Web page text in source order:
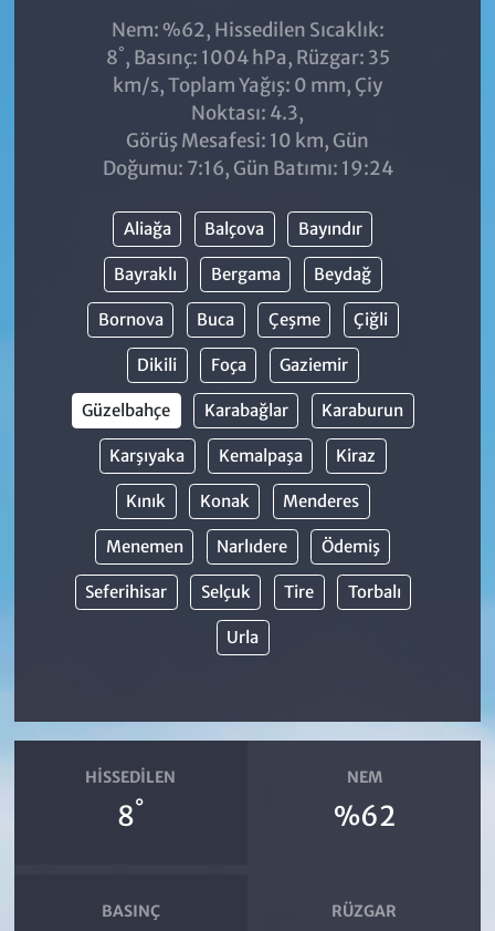
Nem: %62, Hissedilen Sıcaklık:
8°, Basınç: 1004 hPa, Rüzgar: 35
km/s, Toplam Yağış: 0 mm, Çiy
Noktası: 4.3,
Görüş Mesafesi: 10 km, Gün
Doğumu: 7:16, Gün Batımı: 19:24
Aliağa Balçova Bayındır
Bayraklı Bergama Beydağ
Bornova Buca Çeşme Çiğli
Dikili Foça Gaziemir
Güzelbahçe Karabağlar Karaburun
Karşıyaka Kemalpaşa Kiraz
Kınık Konak Menderes
Menemen Narlıdere Ödemiş
Seferihisar Selçuk Tire Torbalı
Urla
HISSEDILEN
8°
NEM
%62
BASINÇ RÜZGAR